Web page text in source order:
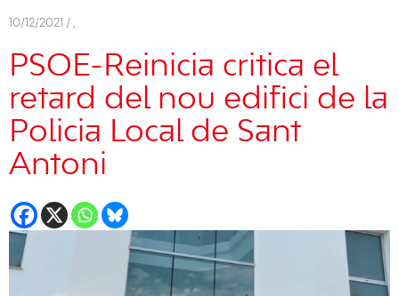
10/12/2021 / ,
PSOE-Reinicia critica el
retard del nou edifici de la
Policia Local de Sant
Antoni